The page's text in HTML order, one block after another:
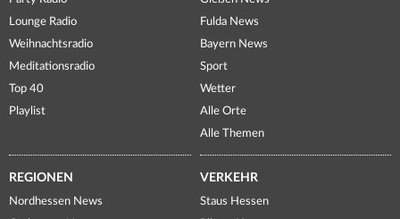
Lounge Radio
Weihnachtsradio
Meditationsradio
Top 40
Playlist
Fulda News
Bayern News
Sport
Wetter
Alle Orte
Alle Themen
REGIONEN
Nordhessen News
VERKEHR
Staus Hessen